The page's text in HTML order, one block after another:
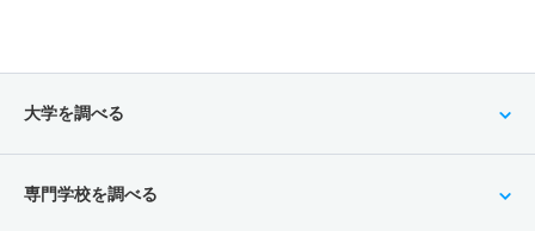
大学を調べる
専門学校を調べる